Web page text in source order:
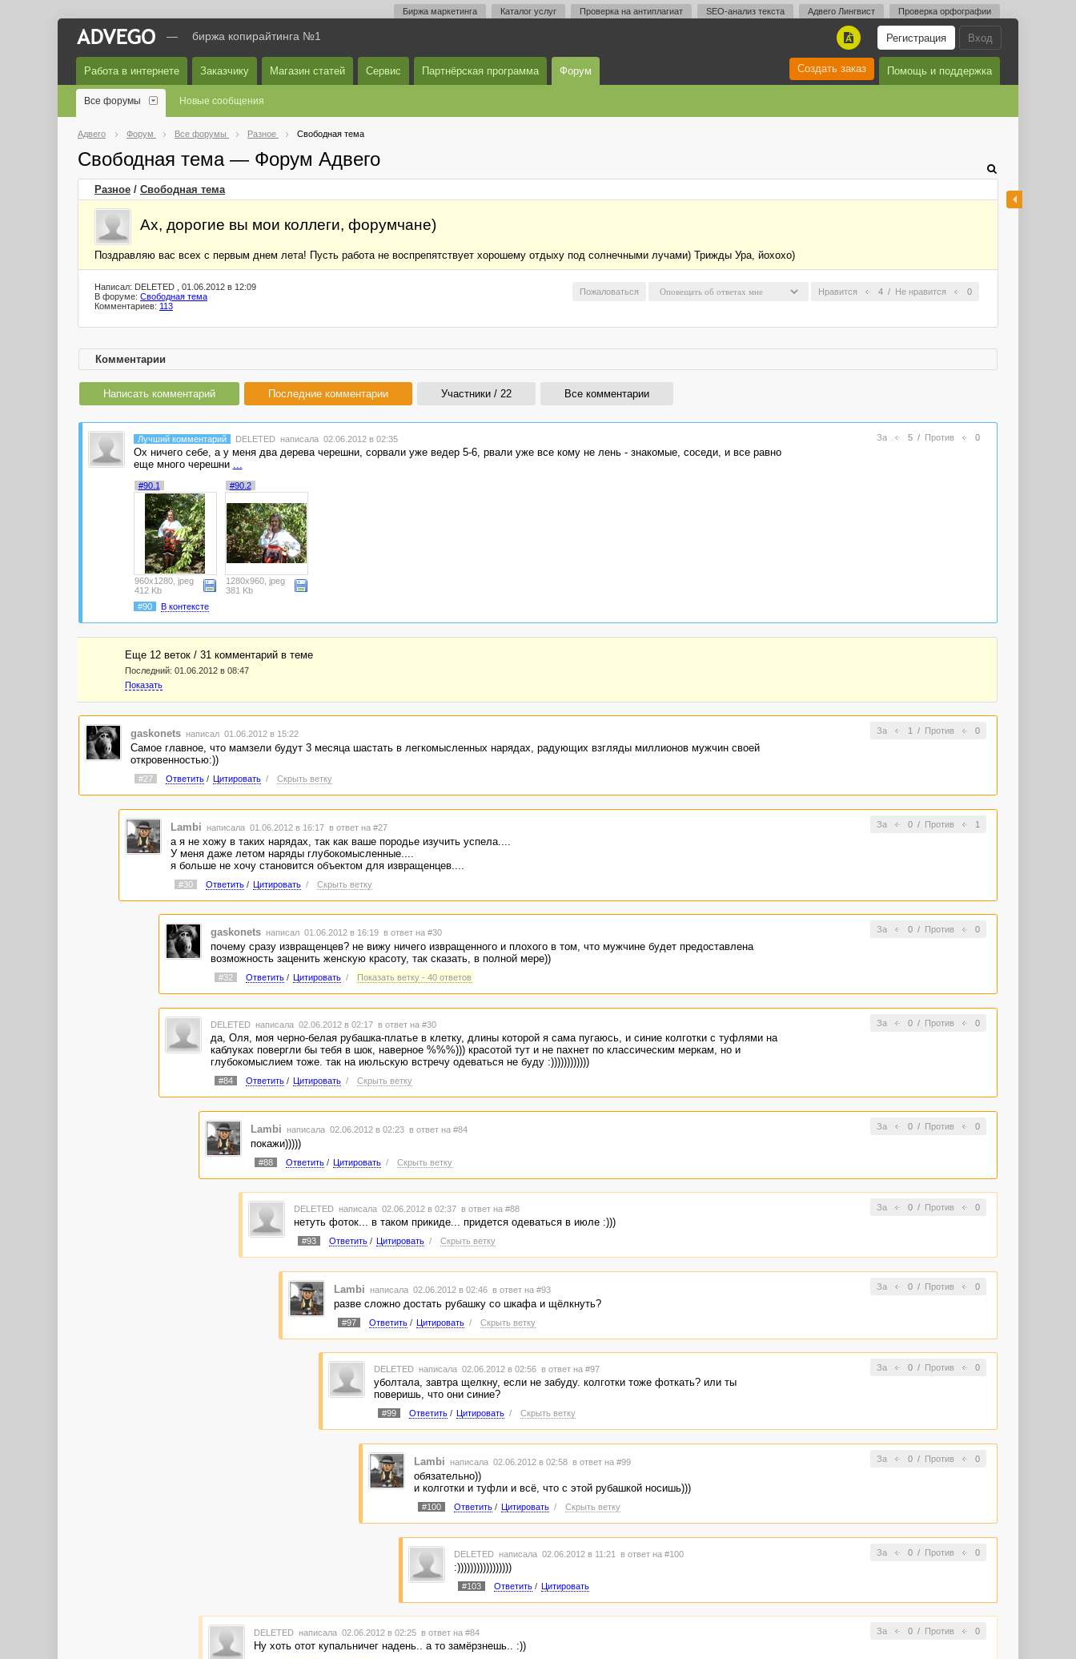
Биржа маркетинга Каталог услуг Проверка на антиплагиат SEO-анализ текста Адвего Лингвист Проверка орфографии
Вход
Регистрация
A
— биржа копирайтинга №1
Работа в интернете Заказчику Магазин статей Сервис Партнёрская программа Форум Помощь и поддержка
Создать заказ
Все форумы Новые сообщения
Адвего Форум Все форумы Разное Свободная тема
Свободная тема — Форум Адвего
Разное / Свободная тема
Ах, дорогие вы мои коллеги, форумчане)
Поздравляю вас всех с первым днем лета! Пусть работа не воспрепятствует хорошему отдыху под солнечными лучами) Трижды Ура, йохохо)
Нравится 4 / Не нравится 0
Пожаловаться
Написал: DELETED , 01.06.2012 в 12:09
В форуме: Свободная тема
Комментариев: 113
Комментарии
Написать комментарий Последние комментарии Участники / 22 Все комментарии
За 5/ Против 0
Лучший комментарий DELETED написала 02.06.2012 в 02:35
Ох ничего себе, а у меня два дерева черешни, сорвали уже ведер 5-6, рвали уже все кому не лень - знакомые, соседи, и все равно
еще много черешни ...
#90.1
960x1280, jpeg
412 Kb
#90.2
1280x960, jpeg
381 Kb
#90
В контексте
Еще 12 веток / 31 комментарий в темe
Последний: 01.06.2012 в 08:47
Показать
За 1 / Против 0
gaskonets написал 01.06.2012 в 15:22
Самое главное, что мамзели будут 3 месяца шастать в легкомысленных нарядах, радующих взгляды миллионов мужчин своей
откровенностью:))
#27 Ответить/ Цитировать / Скрыть ветку
За 0/ Против 1
Lambi написала 01.06.2012 в 16:17 в ответ на #27
а я не хожу в таких нарядах, так как ваше породье изучить успела....
У меня даже летом наряды глубокомысленные....
я больше не хочу становится объектом для извращенцев....
#30 Ответить/ Цитировать / Скрыть ветку
За 0/ Против 0
gaskonets написал 01.06.2012 в 16:19 в ответ на #30
почему сразу извращенцев? не вижу ничего извращенного и плохого в том, что мужчине будет предоставлена
возможность заценить женскую красоту, так сказать, в полной мере))
#32 Ответить/ Цитировать / Показать ветку - 40 ответов
За 0/ Против 0
DELETED написала 02.06.2012 в 02:17 в ответ на #30
да, Оля, моя черно-белая рубашка-платье в клетку, длины которой я сама пугаюсь, и синие колготки с туфлями на
каблуках повергли бы тебя в шок, наверное %%%))) красотой тут и не пахнет по классическим меркам, но и
глубокомыслием тоже. так на июльскую встречу одеваться не буду :))))))))))))
#84 Ответить/ Цитировать / Скрыть ветку
За 0/ Против 0
Lambi написала 02.06.2012 в 02:23 в ответ на #84
покажи)))))
#88 Ответить/ Цитировать / Скрыть ветку
За 0/ Против 0
DELETED написала 02.06.2012 в 02:37 в ответ на #88
нетуть фоток... в таком прикиде... придется одеваться в июле :)))
#93 Ответить/ Цитировать / Скрыть ветку
За 0/ Против 0
Lambi написала 02.06.2012 в 02:46 в ответ на #93
разве сложно достать рубашку со шкафа и щёлкнуть?
#97 Ответить/ Цитировать / Скрыть ветку
За 0/ Против 0
DELETED написала 02.06.2012 в 02:56 в ответ на #97
уболтала, завтра щелкну, если не забуду. колготки тоже фоткать? или ты
поверишь, что они синие?
#99 Ответить/ Цитировать / Скрыть ветку
За 0/ Против 0
Lambi написала 02.06.2012 в 02:58 в ответ на #99
обязательно))
и колготки и туфли и всё, что с этой рубашкой носишь)))
#100 Ответить/ Цитировать / Скрыть ветку
За 0/ Против 0
DELETED написала 02.06.2012 в 11:21 в ответ на #100
:)))))))))))))))))
#103 Ответить/ Цитировать
За 0/ Против 0
DELETED написала 02.06.2012 в 02:25 в ответ на #84
Ну хоть отот купальничег надень.. а то замёрзнешь.. :))